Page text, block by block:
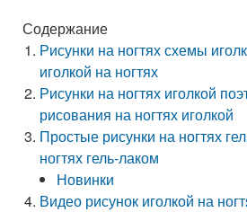
Содержание
Рисунки на ногтях схемы
иголкой на ногтях
Рисунки на ногтях иголкой
рисования на ногтях иголкой
Простые рисунки на ногтях
ногтях гель-лаком
Новинки
Видео рисунок иголкой на